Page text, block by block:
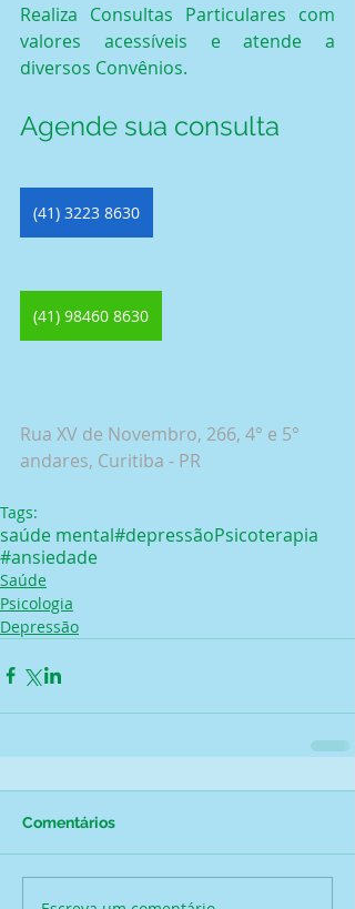
Realiza Consultas Particulares com
valores acessíveis e atende a
diversos Convênios.
Agende sua consulta
(41) 3223 8630
(41) 98460 8630
Rua XV de Novembro, 266, 4° e 5°
andares, Curitiba - PR
Tags:
saúde mental#depressãoPsicoterapia
#ansiedade
Saúde
Psicologia
Depressão
Comentários